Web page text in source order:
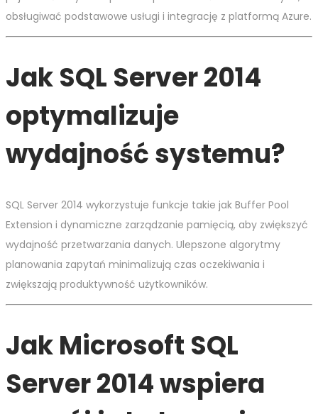
obsługiwać podstawowe usługi i integrację z platformą Azure.
Jak SQL Server 2014
optymalizuje
wydajność systemu?
SQL Server 2014 wykorzystuje funkcje takie jak Buffer Pool
Extension i dynamiczne zarządzanie pamięcią, aby zwiększyć
wydajność przetwarzania danych. Ulepszone algorytmy
planowania zapytań minimalizują czas oczekiwania i
zwiększają produktywność użytkowników.
Jak Microsoft SQL
Server 2014 wspiera